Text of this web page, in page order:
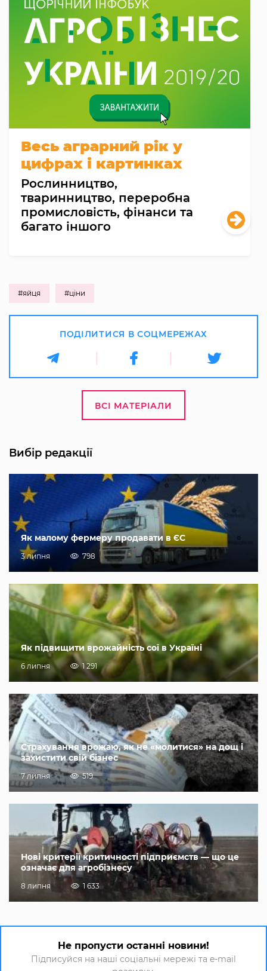
Весь аграрний рік у
цифрах і картинках
Рослинництво,
тваринництво, переробна
промисловість, фінанси та
багато іншого
#яйця #ціни
ПОДІЛИТИСЯ В СОЦМЕРЕЖАХ
ВСІ МАТЕРІАЛИ
Вибір редакції
Як малому фермеру продавати в ЄС
3 липня 798
Як підвищити врожайність сої в Україні
6 липня 1 291
Страхування врожаю, як не «молитися» на дощ і
захистити свій бізнес
7 липня 519
Нові критерії критичності підприємств — що це
означає для агробізнесу
8 липня 1 633
Не пропусти останні новини!
Підписуйся на наші соціальні мережі та e-mail